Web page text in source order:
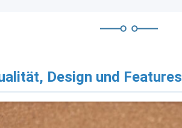
Design und Features